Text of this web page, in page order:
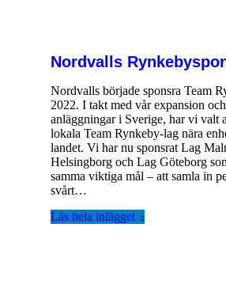
Nordvalls
Nordvalls började sponsra Team
2022. I takt med vår expansion
anläggningar i Sverige, har vi valt
lokala Team Rynkeby-lag nära
landet. Vi har nu sponsrat Lag
Helsingborg och Lag Göteborg
samma viktiga mål – att samla in
svårt…
Läs hela inlägget